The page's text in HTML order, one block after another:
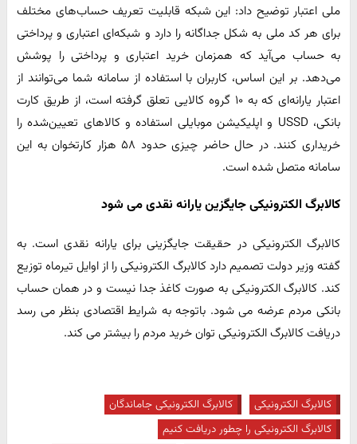
ملی اعتبار توضیح داد: این شبکه قابلیت تعریف حساب‌های مختلف
برای هر کد ملی به شکل جداگانه را دارد و شبکه‌ای اعتباری و پرداختی
به حساب می‌آید که همزمان خرید اعتباری و پرداختی را پوشش
می‌دهد. بر این اساس، کاربران با استفاده از سامانه شما می‌توانند از
اعتبار یارانه‌ای که به ۱۰ گروه کالایی تعلق گرفته است، از طریق کارت
بانکی، USSD و اپلیکیشن موبایلی استفاده و کالاهای تعیین‌شده را
خریداری کنند. در حال حاضر چیزی حدود ۵۸ هزار کارتخوان به این
سامانه متصل شده است.
کالابرگ الکترونیکی جایگزین یارانه نقدی می شود
کالابرگ الکترونیکی در حقیقت جایگزینی برای یارانه نقدی است. به
گفته وزیر دولت تصمیم دارد کالابرگ الکترونیکی را از اوایل تیرماه توزیع
کند. کالابرگ الکترونیکی به صورت کاغذ جدا نیست و در همان حساب
بانکی مردم عرضه می شود. باتوجه به شرایط اقتصادی بنظر می رسد
دریافت کالابرگ الکترونیکی توان خرید مردم را بیشتر می کند.
کالابرگ الکترونیکی
کالابرگ الکترونیکی جاماندگان
کالابرگ الکترونیکی را چطور دریافت کنیم